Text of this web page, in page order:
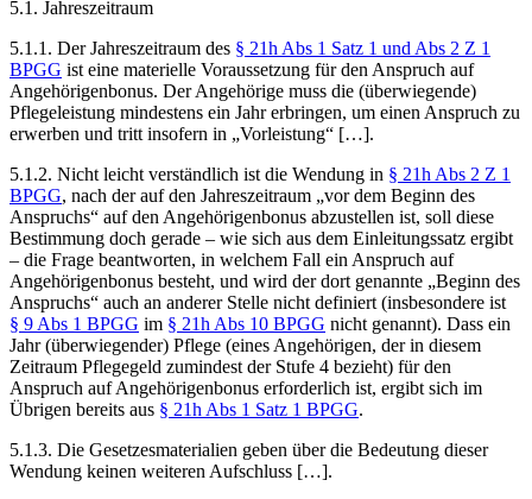
5.1. Jahreszeitraum
5.1.1. Der Jahreszeitraum des § 21h Abs 1 Satz 1 und Abs 2 Z 1
BPGG ist eine materielle Voraussetzung für den Anspruch auf
Angehörigenbonus. Der Angehörige muss die (überwiegende)
Pflegeleistung mindestens ein Jahr erbringen, um einen Anspruch zu
erwerben und tritt insofern in „Vorleistung“ […].
5.1.2. Nicht leicht verständlich ist die Wendung in § 21h Abs 2 Z 1
BPGG, nach der auf den Jahreszeitraum „vor dem Beginn des
Anspruchs“ auf den Angehörigenbonus abzustellen ist, soll diese
Bestimmung doch gerade – wie sich aus dem Einleitungssatz ergibt
– die Frage beantworten, in welchem Fall ein Anspruch auf
Angehörigenbonus besteht, und wird der dort genannte „Beginn des
Anspruchs“ auch an anderer Stelle nicht definiert (insbesondere ist
§ 9 Abs 1 BPGG im § 21h Abs 10 BPGG nicht genannt). Dass ein
Jahr (überwiegender) Pflege (eines Angehörigen, der in diesem
Zeitraum Pflegegeld zumindest der Stufe 4 bezieht) für den
Anspruch auf Angehörigenbonus erforderlich ist, ergibt sich im
Übrigen bereits aus § 21h Abs 1 Satz 1 BPGG.
5.1.3. Die Gesetzesmaterialien geben über die Bedeutung dieser
Wendung keinen weiteren Aufschluss […].